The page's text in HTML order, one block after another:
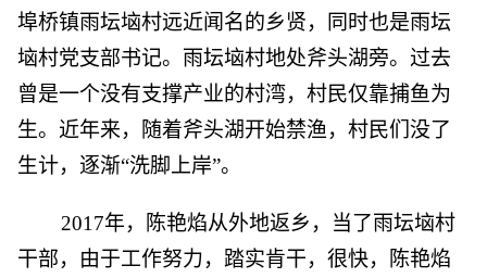
埠桥镇雨坛垴村远近闻名的乡贤，同时也是雨坛
垴村党支部书记。雨坛垴村地处斧头湖旁。过去
曾是一个没有支撑产业的村湾，村民仅靠捕鱼为
生。近年来，随着斧头湖开始禁渔，村民们没了
生计，逐渐“洗脚上岸”。
2017年，陈艳焰从外地返乡，当了雨坛垴村
干部，由于工作努力，踏实肯干，很快，陈艳焰